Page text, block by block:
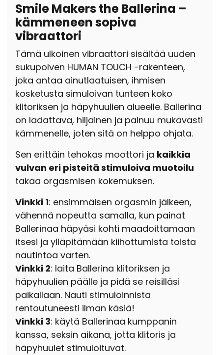
Smile Makers the Ballerina –
kämmeneen sopiva
vibraattori
Tämä ulkoinen vibraattori sisältää uuden
sukupolven HUMAN TOUCH -rakenteen,
joka antaa ainutlaatuisen, ihmisen
kosketusta simuloivan tunteen koko
klitoriksen ja häpyhuulien alueelle. Ballerina
on ladattava, hiljainen ja painuu mukavasti
kämmenelle, joten sitä on helppo ohjata.
Sen erittäin tehokas moottori ja kaikkia
vulvan eri pisteitä stimuloiva muotoilu
takaa orgasmisen kokemuksen.
Vinkki 1: ensimmäisen orgasmin jälkeen,
vähennä nopeutta samalla, kun painat
Ballerinaa häpyäsi kohti maadoittamaan
itsesi ja ylläpitämään kiihottumista toista
nautintoa varten.
Vinkki 2: laita Ballerina klitoriksen ja
häpyhuulien päälle ja pidä se reisilläsi
paikallaan. Nauti stimuloinnista
rentoutuneesti ilman käsiä!
Vinkki 3: käytä Ballerinaa kumppanin
kanssa, seksin aikana, jotta klitoris ja
häpyhuulet stimuloituvat.